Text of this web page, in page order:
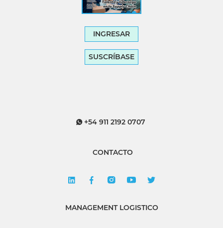
INGRESAR
SUSCRÍBASE
+54 911 2192 0707
CONTACTO
MANAGEMENT LOGISTICO